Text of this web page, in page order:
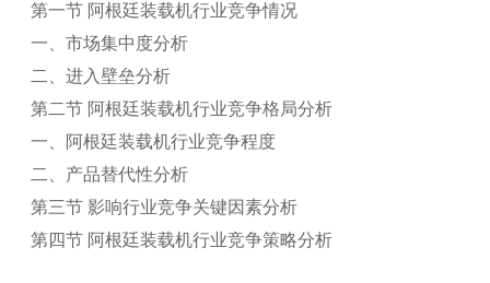
第一节 阿根廷装载机行业竞争情况
一、市场集中度分析
二、进入壁垒分析
第二节 阿根廷装载机行业竞争格局分析
一、阿根廷装载机行业竞争程度
二、产品替代性分析
第三节 影响行业竞争关键因素分析
第四节 阿根廷装载机行业竞争策略分析